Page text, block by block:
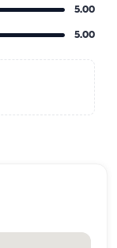
5.00
5.00